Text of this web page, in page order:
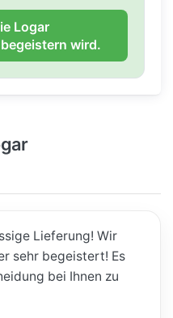
Logar
wird.
Lieferung! Wir
sehr begeistert! Es
bei Ihnen zu